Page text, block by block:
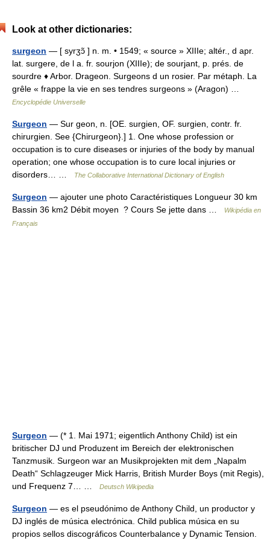
Look at other dictionaries:
surgeon — [ syrʒɔ̃ ] n. m. • 1549; « source » XIIIe; altér., d apr.
lat. surgere, de l a. fr. sourjon (XIIIe); de sourjant, p. prés. de
sourdre ♦ Arbor. Drageon. Surgeons d un rosier. Par métaph. La
grêle « frappe la vie en ses tendres surgeons » (Aragon) …
Encyclopédie Universelle
Surgeon — Sur geon, n. [OE. surgien, OF. surgien, contr. fr.
chirurgien. See {Chirurgeon}.] 1. One whose profession or
occupation is to cure diseases or injuries of the body by manual
operation; one whose occupation is to cure local injuries or
disorders… …
The Collaborative International Dictionary of English
Surgeon — ajouter une photo Caractéristiques Longueur 30 km
Bassin 36 km2 Débit moyen ? Cours Se jette dans …
Wikipédia en
Français
Surgeon — (* 1. Mai 1971; eigentlich Anthony Child) ist ein
britischer DJ und Produzent im Bereich der elektronischen
Tanzmusik. Surgeon war an Musikprojekten mit dem „Napalm
Death“ Schlagzeuger Mick Harris, British Murder Boys (mit Regis),
und Frequenz 7… …
Deutsch Wikipedia
Surgeon — es el pseudónimo de Anthony Child, un productor y
DJ inglés de música electrónica. Child publica música en su
propios sellos discográficos Counterbalance y Dynamic Tension.